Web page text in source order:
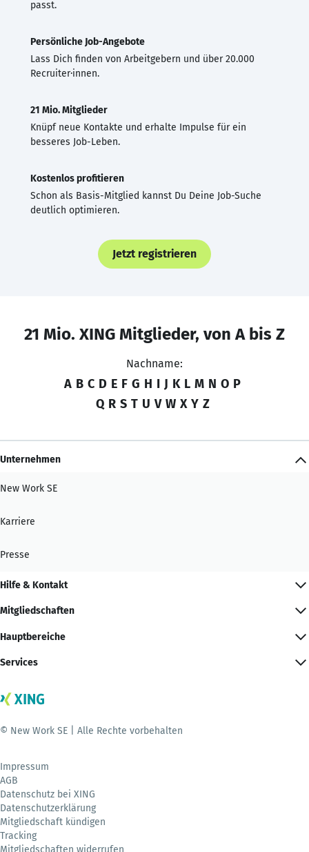
passt.
Persönliche Job-Angebote
Lass Dich finden von Arbeitgebern und über 20.000
Recruiter·innen.
21 Mio. Mitglieder
Knüpf neue Kontakte und erhalte Impulse für ein
besseres Job-Leben.
Kostenlos profitieren
Schon als Basis-Mitglied kannst Du Deine Job-Suche
deutlich optimieren.
Jetzt registrieren
21 Mio. XING Mitglieder, von A bis Z
Nachname:
A B C D E F G H I J K L M N O P
Q R S T U V W X Y Z
Unternehmen
New Work SE
Karriere
Presse
Hilfe & Kontakt
Mitgliedschaften
Hauptbereiche
Services
© New Work SE | Alle Rechte vorbehalten
Impressum
AGB
Datenschutz bei XING
Datenschutzerklärung
Mitgliedschaft kündigen
Tracking
Mitgliedschaften widerrufen